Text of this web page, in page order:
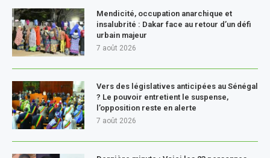
Mendicité, occupation anarchique et
insalubrité : Dakar face au retour d’un défi
urbain majeur
7 août 2026
Vers des législatives anticipées au Sénégal
? Le pouvoir entretient le suspense,
l’opposition reste en alerte
7 août 2026